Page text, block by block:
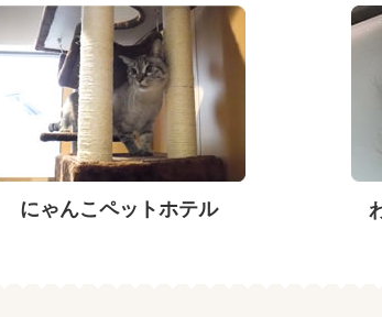
にゃんこペットホテル